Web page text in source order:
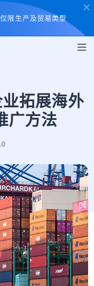
限生产及贸易类型
拓展海外
广方法